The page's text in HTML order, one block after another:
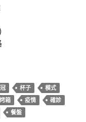
杯子
模式
烤箱 疫情
確診
餐盤